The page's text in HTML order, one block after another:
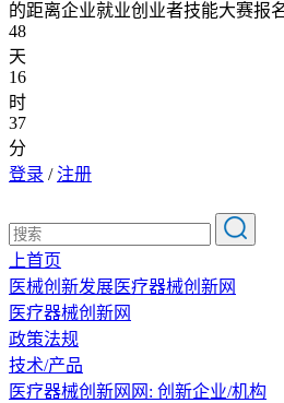
的距离企业就业创业者技能大赛报
48
天
16
时
37
分
登录 /注册
上首页
医械创新发展医疗器械创新网
医疗器械创新网
政策法规
技术/产品
医疗器械创新网网: 创新企业/机构